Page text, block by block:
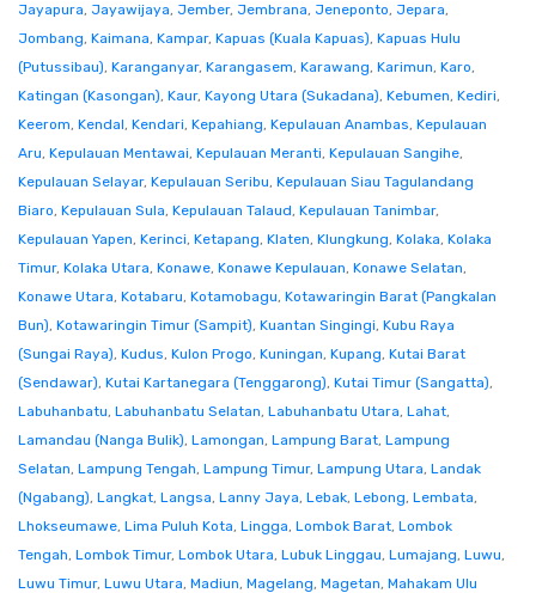
Jayapura, Jayawijaya, Jember, Jembrana, Jeneponto, Jepara,
Jombang, Kaimana, Kampar, Kapuas (Kuala Kapuas), Kapuas Hulu
(Putussibau), Karanganyar, Karangasem, Karawang, Karimun, Karo,
Katingan (Kasongan), Kaur, Kayong Utara (Sukadana), Kebumen, Kediri,
Keerom, Kendal, Kendari, Kepahiang, Kepulauan Anambas, Kepulauan
Aru, Kepulauan Mentawai, Kepulauan Meranti, Kepulauan Sangihe,
Kepulauan Selayar, Kepulauan Seribu, Kepulauan Siau Tagulandang
Biaro, Kepulauan Sula, Kepulauan Talaud, Kepulauan Tanimbar,
Kepulauan Yapen, Kerinci, Ketapang, Klaten, Klungkung, Kolaka, Kolaka
Timur, Kolaka Utara, Konawe, Konawe Kepulauan, Konawe Selatan,
Konawe Utara, Kotabaru, Kotamobagu, Kotawaringin Barat (Pangkalan
Bun), Kotawaringin Timur (Sampit), Kuantan Singingi, Kubu Raya
(Sungai Raya), Kudus, Kulon Progo, Kuningan, Kupang, Kutai Barat
(Sendawar), Kutai Kartanegara (Tenggarong), Kutai Timur (Sangatta),
Labuhanbatu, Labuhanbatu Selatan, Labuhanbatu Utara, Lahat,
Lamandau (Nanga Bulik), Lamongan, Lampung Barat, Lampung
Selatan, Lampung Tengah, Lampung Timur, Lampung Utara, Landak
(Ngabang), Langkat, Langsa, Lanny Jaya, Lebak, Lebong, Lembata,
Lhokseumawe, Lima Puluh Kota, Lingga, Lombok Barat, Lombok
Tengah, Lombok Timur, Lombok Utara, Lubuk Linggau, Lumajang, Luwu,
Luwu Timur, Luwu Utara, Madiun, Magelang, Magetan, Mahakam Ulu